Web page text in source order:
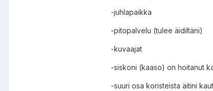
-juhlapaikka
-pitopalvelu (tulee äidiltäni)
-kuvaajat
-siskoni (kaaso) on hoitanut
-suuri osa koristeista äitini